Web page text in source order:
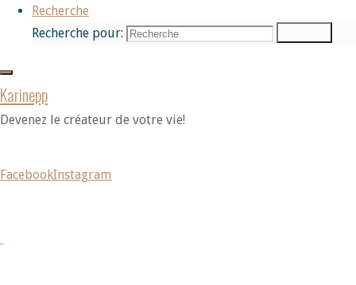
Recherche
Recherche pour:
Karinepp
Devenez le créateur de votre vie!
FacebookInstagram